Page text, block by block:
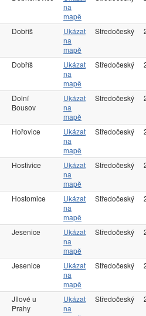
na
mapě
Dobříš
Ukázat
na
mapě
Středočeský
Dobříš
Ukázat
na
mapě
Středočeský
Dolní
Bousov
Ukázat
na
mapě
Středočeský
Hořovice
Ukázat
na
mapě
Středočeský
Hostivice
Ukázat
na
mapě
Středočeský
Hostomice
Ukázat
na
mapě
Středočeský
Jesenice
Ukázat
na
mapě
Středočeský
Jesenice
Ukázat
na
mapě
Středočeský
Jílové u
Prahy
Ukázat
na
Středočeský